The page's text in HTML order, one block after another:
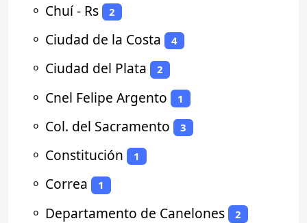
⚬ Chuí - Rs 2
⚬ Ciudad de la Costa 4
⚬ Ciudad del Plata 2
⚬ Cnel Felipe Argento 1
⚬ Col. del Sacramento 3
⚬ Constitución 1
⚬ Correa 1
⚬ Departamento de Canelones 2